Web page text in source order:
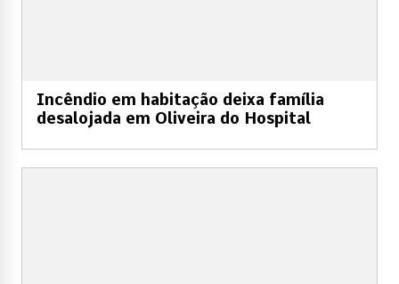
Incêndio em habitação deixa família
desalojada em Oliveira do Hospital